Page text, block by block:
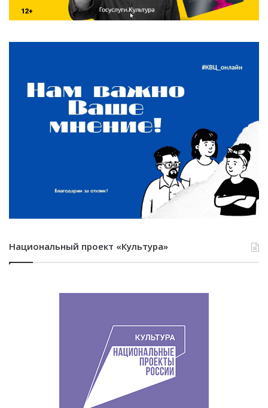
Национальный проект «Культура»